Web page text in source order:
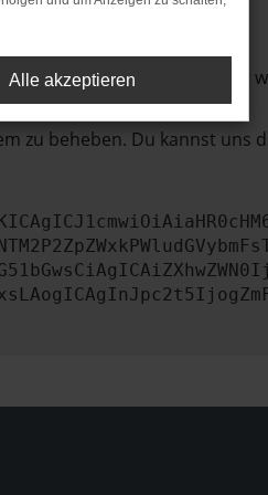
nicht mehr unterstützt
zu beheben. Du kannst uns
Alle akzeptieren